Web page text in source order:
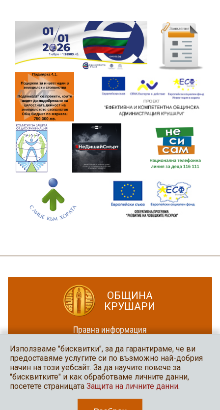
ОБЩИНА
КРУШАРИ
Правна информация
Карта на сайта
Община Крушари
в социалните мрежи
Използваме "бисквитки", за да гарантираме, че ви
предоставяме услугите си по възможно най-добрия
начин на този уебсайт. За да научите повече за
"бисквитките" и как обработваме личните данни,
посетете страницата Защита на личните данни.